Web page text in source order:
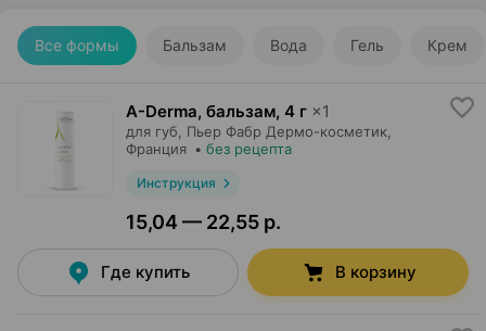
Все формы Бальзам Вода Гель Крем
A-Derma, бальзам, 4 г ×1
для губ, Пьер Фабр Дермо-косметик
Франция • без рецепта
Инструкция
15,04 — 22,55 р.
Где купить В корзину